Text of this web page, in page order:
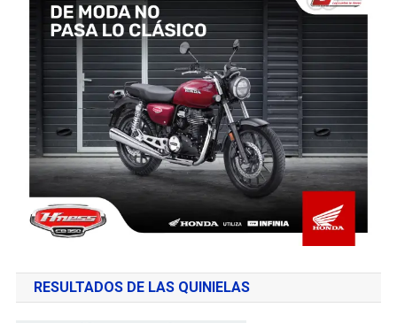
RESULTADOS DE LAS QUINIELAS